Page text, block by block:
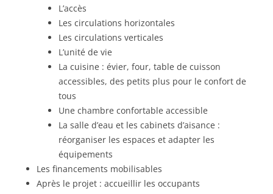
L’accès
Les circulations horizontales
Les circulations verticales
L’unité de vie
La cuisine : évier, four, table de cuisson
accessibles, des petits plus pour le confort de
tous
Une chambre confortable accessible
La salle d’eau et les cabinets d’aisance :
réorganiser les espaces et adapter les
équipements
Les financements mobilisables
Après le projet : accueillir les occupants